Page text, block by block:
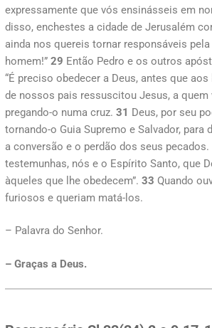
expressamente que vós ensinásseis em
disso, enchestes a cidade de Jerusalém
ainda nos quereis tornar responsáveis
homem!” 29 Então Pedro e os outros
“É preciso obedecer a Deus, antes que aos
de nossos pais ressuscitou Jesus, a quem
pregando-o numa cruz. 31 Deus, por seu
tornando-o Guia Supremo e Salvador, para
a conversão e o perdão dos seus pecados.
testemunhas, nós e o Espírito Santo, que
àqueles que lhe obedecem”. 33 Quando
furiosos e queriam matá-los.
– Palavra do Senhor.
– Graças a Deus.